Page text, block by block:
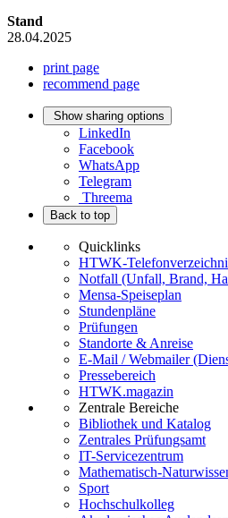
Stand
28.04.2025
print page
recommend page
Show sharing options
LinkedIn
Facebook
WhatsApp
Telegram
Threema
Back to top
Quicklinks
HTWK-
Notfall (Unfall, Brand,
Mensa-Speiseplan
Stundenpläne
Prüfungen
Standorte & Anreise
E-Mail / Webmailer
Pressebereich
HTWK.magazin
Zentrale Bereiche
Bibliothek und Katalog
Zentrales Prüfungsamt
IT-Servicezentrum
Mathematisch-
Sport
Hochschulkolleg